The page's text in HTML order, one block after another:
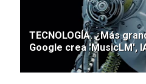
TECNOLOGÍA. ¿Más
Google crea 'MusicLM',